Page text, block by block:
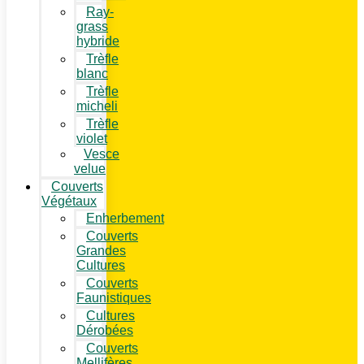
Ray-
grass
hybride
Trèfle
blanc
Trèfle
micheli
Trèfle
violet
Vesce
velue
Couverts
Végétaux
Enherbement
Couverts
Grandes
Cultures
Couverts
Faunistiques
Cultures
Dérobées
Couverts